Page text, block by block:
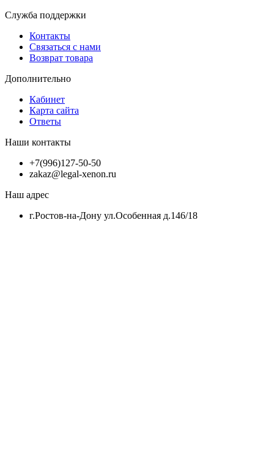
Служба поддержки
Контакты
Связаться с нами
Возврат товара
Дополнительно
Кабинет
Карта сайта
Ответы
Наши контакты
+7(996)127-50-50
zakaz@legal-xenon.ru
Наш адрес
г.Ростов-на-Дону ул.Особенная д.146/18